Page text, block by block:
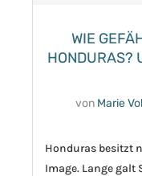
WIE
HONDURAS?
von Marie
Honduras besitzt
Image. Lange galt